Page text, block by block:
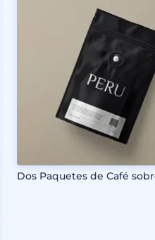
Dos Paquetes de Café